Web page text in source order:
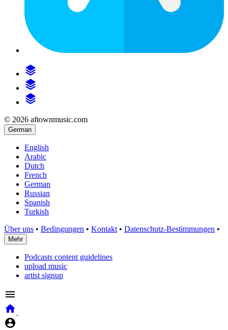
© 2026 aftownmusic.com
German
English
Arabic
Dutch
French
German
Russian
Spanish
Turkish
Über uns • Bedingungen • Kontakt • Datenschutz-Bestimmungen •
Mehr
Podcasts content guidelines
upload music
artist signup